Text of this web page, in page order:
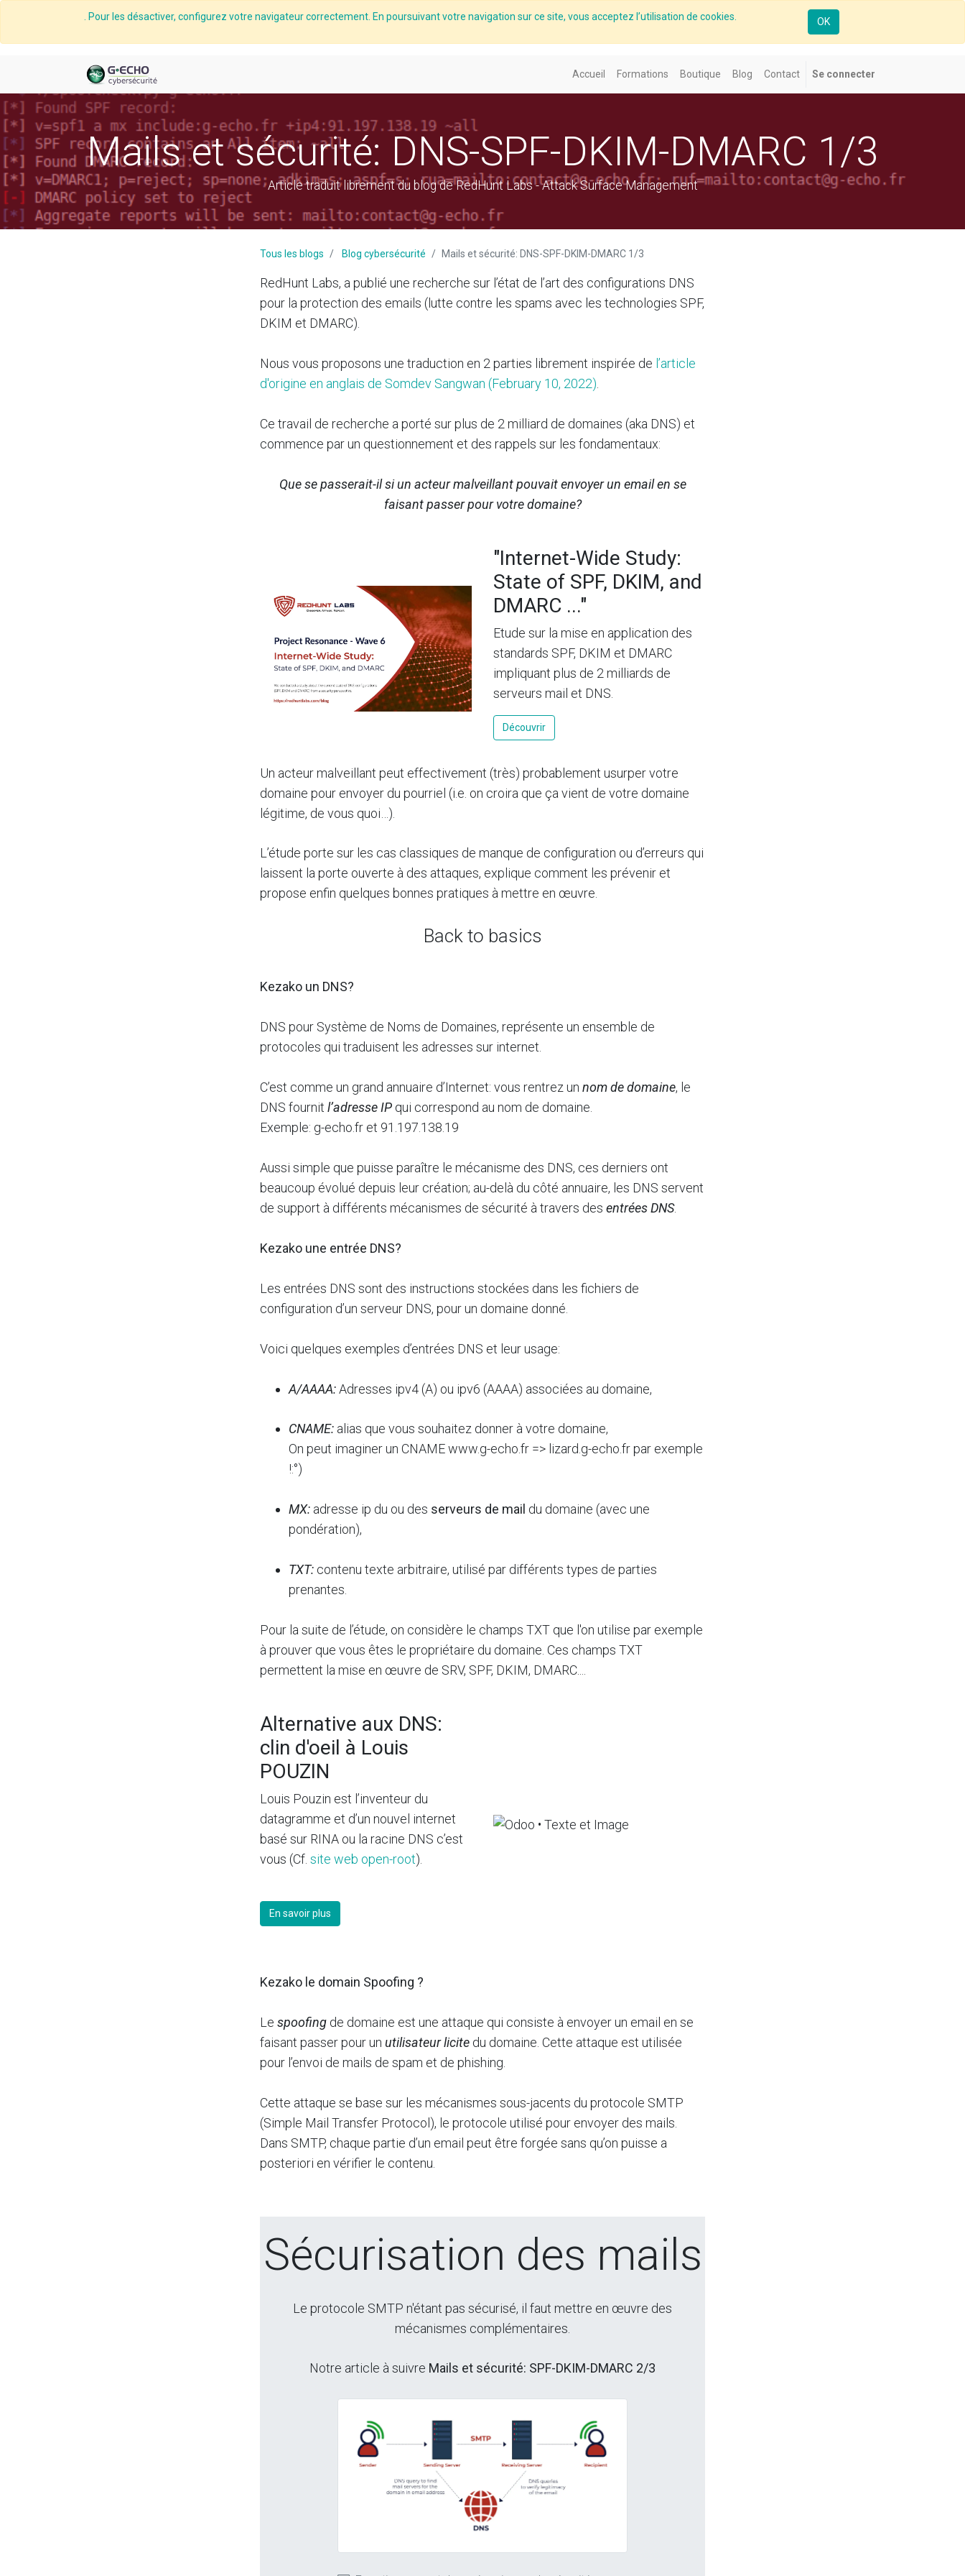
. Pour les désactiver, configurez votre navigateur correctement. En poursuivant votre navigation sur ce site, vous acceptez l’utilisation de cookies. OK
Accueil Formations Boutique Blog Contact Se connecter
Mails et sécurité: DNS-SPF-DKIM-DMARC 1/3
Article traduit librement du blog de RedHunt Labs - Attack Surface Management
Tous les blogs Blog cybersécurité Mails et sécurité: DNS-SPF-DKIM-DMARC 1/3
RedHunt Labs, a publié une recherche sur l’état de l’art des configurations DNS
pour la protection des emails (lutte contre les spams avec les technologies SPF,
DKIM et DMARC).
Nous vous proposons une traduction en 2 parties librement inspirée de l’article
d'origine en anglais de Somdev Sangwan (February 10, 2022)
Ce travail de recherche a porté sur plus de 2 milliard de domaines (aka DNS) et
commence par un questionnement et des rappels sur les fondamentaux:
Que se passerait-il si un acteur malveillant pouvait envoyer un email en se
faisant passer pour votre domaine?
"Internet-Wide Study:
State of SPF, DKIM, and
DMARC ..."
Etude sur la mise en application des
standards SPF, DKIM et DMARC
impliquant plus de 2 milliards de
serveurs mail et DNS.
Découvrir
Un acteur malveillant peut effectivement (très) probablement usurper votre
domaine pour envoyer du pourriel (i.e. on croira que ça vient de votre domaine
légitime, de vous quoi…).
L’étude porte sur les cas classiques de manque de configuration ou d’erreurs qui
laissent la porte ouverte à des attaques, explique comment les prévenir et
propose enfin quelques bonnes pratiques à mettre en œuvre.
Back to basics
Kezako un DNS?
DNS pour Système de Noms de Domaines, représente un ensemble de
protocoles qui traduisent les adresses sur internet.
C’est comme un grand annuaire d’Internet: vous rentrez un nom de domaine, le
DNS fournit l’adresse IP qui correspond au nom de domaine.
Exemple: g-echo.fr et 91.197.138.19
Aussi simple que puisse paraître le mécanisme des DNS, ces derniers ont
beaucoup évolué depuis leur création; au-delà du côté annuaire, les DNS servent
de support à différents mécanismes de sécurité à travers des entrées DNS.
Kezako une entrée DNS?
Les entrées DNS sont des instructions stockées dans les fichiers de
configuration d’un serveur DNS, pour un domaine donné.
Voici quelques exemples d’entrées DNS et leur usage:
A/AAAA:Adresses ipv4 (A) ou ipv6 (AAAA) associées au domaine,
CNAME: alias que vous souhaitez donner à votre domaine,
On peut imaginer un CNAME www.g-echo.fr => lizard.g-echo.fr par exemple
!:°)
MX: adresse ip du ou des serveurs de mail du domaine (avec une
pondération),
TXT: contenu texte arbitraire, utilisé par différents types de parties
prenantes.
Pour la suite de l’étude, on considère le champs TXT que l'on utilise par exemple
à prouver que vous êtes le propriétaire du domaine. Ces champs TXT
permettent la mise en œuvre de SRV, SPF, DKIM, DMARC....
Alternative aux DNS:
clin d'oeil à Louis
POUZIN
Louis Pouzin est l’inventeur du
datagramme et d’un nouvel internet
basé sur RINA ou la racine DNS c’est
vous (Cf. site web open-root).
En savoir plus
Kezako le domain Spoofing ?
Le spoofing de domaine est une attaque qui consiste à envoyer un email en se
faisant passer pour un utilisateur licite du domaine. Cette attaque est utilisée
pour l’envoi de mails de spam et de phishing.
Cette attaque se base sur les mécanismes sous-jacents du protocole SMTP
(Simple Mail Transfer Protocol), le protocole utilisé pour envoyer des mails.
Dans SMTP, chaque partie d’un email peut être forgée sans qu’on puisse a
posteriori en vérifier le contenu.
Sécurisation des mails
Le protocole SMTP n'étant pas sécurisé, il faut mettre en œuvre des
mécanismes complémentaires.
Notre article à suivre Mails et sécurité: SPF-DKIM-DMARC 2/3